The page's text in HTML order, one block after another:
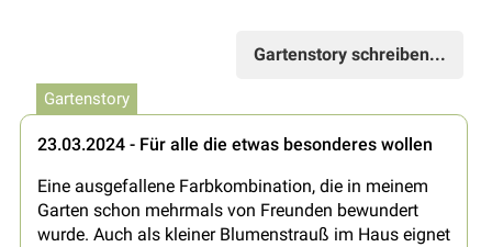
Gartenstory schreiben...
Gartenstory
23.03.2024 - Für alle die etwas besonderes wollen
Eine ausgefallene Farbkombination, die in meinem
Garten schon mehrmals von Freunden bewundert
wurde. Auch als kleiner Blumenstrauß im Haus eignet